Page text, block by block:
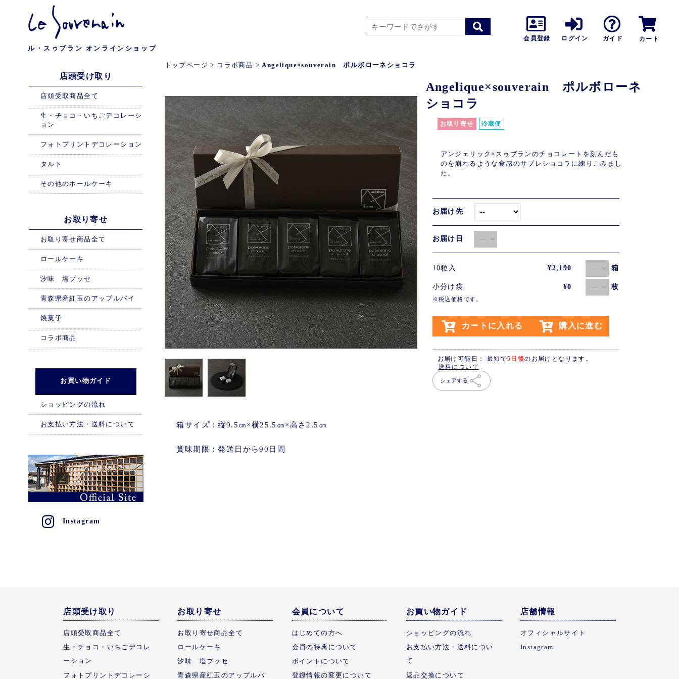
会員登録 ログイン ガイド カート
ル・スゥブラン オンラインショップ
店頭受け取り
店頭受取商品全て
生・チョコ・いちごデコレーシ
ョン
フォトプリントデコレーション
タルト
その他のホールケーキ
お取り寄せ
お取り寄せ商品全て
ロールケーキ
汐味 塩ブッセ
青森県産紅玉のアップルパイ
焼菓子
コラボ商品
お買い物ガイド
ショッピングの流れ
お支払い方法・送料について
Instagram
トップページ > コラボ商品 > Angelique×souverain ポルボローネショコラ
Angelique×souverain ポルボローネ
ショコラ
お取り寄せ 冷蔵便
アンジェリック×スゥブランのチョコレートを刻んだも
のを崩れるような食感のサブレショコラに練りこみまし
た。
お届け先
お届け日
10粒入 ¥2,190 箱
小分け袋 ¥0 枚
※税込価格です。
カートに入れる 購入に進む
お届け可能日： 最短で5日後のお届けとなります。
送料について
シェアする
箱サイズ：縦9.5㎝×横25.5㎝×高さ2.5㎝
賞味期限：発送日から90日間
店頭受け取り
店頭受取商品全て
生・チョコ・いちごデコレ
ーション
フォトプリントデコレーシ
お取り寄せ
お取り寄せ商品全て
ロールケーキ
汐味 塩ブッセ
青森県産紅玉のアップルパ
会員について
はじめての方へ
会員の特典について
ポイントについて
登録情報の変更について
お買い物ガイド
ショッピングの流れ
お支払い方法・送料につい
て
返品交換について
店舗情報
オフィシャルサイト
Instagram